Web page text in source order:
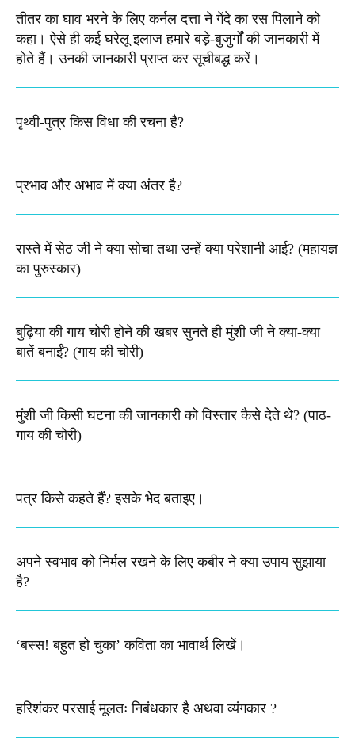
तीतर का घाव भरने के लिए कर्नल दत्ता ने गेंदे का रस पिलाने को
कहा। ऐसे ही कई घरेलू इलाज हमारे बड़े-बुजुर्गों की जानकारी में
होते हैं। उनकी जानकारी प्राप्त कर सूचीबद्ध करें।
पृथ्वी-पुत्र किस विधा की रचना है?
प्रभाव और अभाव में क्या अंतर है?
रास्ते में सेठ जी ने क्या सोचा तथा उन्हें क्या परेशानी आई? (महायज्ञ
का पुरुस्कार)
बुढ़िया की गाय चोरी होने की खबर सुनते ही मुंशी जी ने क्या-क्या
बातें बनाईं? (गाय की चोरी)
मुंशी जी किसी घटना की जानकारी को विस्तार कैसे देते थे​? (पाठ-
गाय की चोरी)
पत्र किसे कहते हैं? इसके भेद बताइए।
अपने स्वभाव को निर्मल रखने के लिए कबीर ने क्या उपाय सुझाया
है?
‘बस्स! बहुत हो चुका’ कविता का भावार्थ लिखें।
हरिशंकर परसाई मूलतः निबंधकार है अथवा व्यंगकार ?